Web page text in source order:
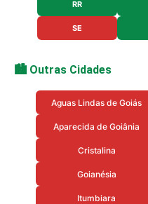
RR
SE
🏙️ Outras Cidades
Aguas Lindas de Goiás
Aparecida de Goiânia
Cristalina
Goianésia
Itumbiara